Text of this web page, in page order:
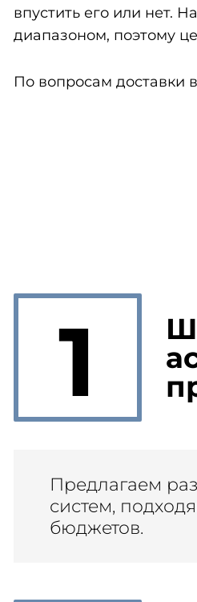
впустить его или нет.
диапазоном, поэтому
По вопросам доставки
1
Предлагаем
систем,
бюджетов.